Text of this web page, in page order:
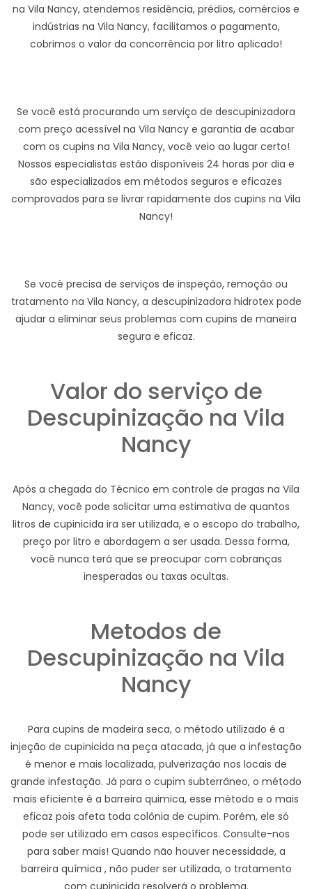
na Vila Nancy, atendemos residência, prédios, comércios e
indústrias na Vila Nancy, facilitamos o pagamento,
cobrimos o valor da concorrência por litro aplicado!
Se você está procurando um serviço de descupinizadora
com preço acessível na Vila Nancy e garantia de acabar
com os cupins na Vila Nancy, você veio ao lugar certo!
Nossos especialistas estão disponíveis 24 horas por dia e
são especializados em métodos seguros e eficazes
comprovados para se livrar rapidamente dos cupins na Vila
Nancy!
Se você precisa de serviços de inspeção, remoção ou
tratamento na Vila Nancy, a descupinizadora hidrotex pode
ajudar a eliminar seus problemas com cupins de maneira
segura e eficaz.
Valor do serviço de
Descupinização na Vila
Nancy
Após a chegada do Técnico em controle de pragas na Vila
Nancy, você pode solicitar uma estimativa de quantos
litros de cupinicida ira ser utilizada, e o escopo do trabalho,
preço por litro e abordagem a ser usada. Dessa forma,
você nunca terá que se preocupar com cobranças
inesperadas ou taxas ocultas.
Metodos de
Descupinização na Vila
Nancy
Para cupins de madeira seca, o método utilizado é a
injeção de cupinicida na peça atacada, já que a infestação
é menor e mais localizada, pulverização nos locais de
grande infestação. Já para o cupim subterrâneo, o método
mais eficiente é a barreira quimica, esse método e o mais
eficaz pois afeta toda colônia de cupim. Porém, ele só
pode ser utilizado em casos específicos. Consulte-nos
para saber mais! Quando não houver necessidade, a
barreira química , não puder ser utilizada, o tratamento
com cupinicida resolverá o problema.